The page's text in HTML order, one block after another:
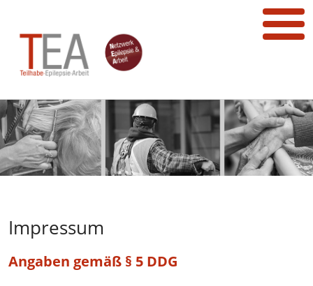
Impressum
Angaben gemäß § 5 DDG